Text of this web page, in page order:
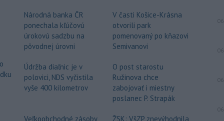
Národná banka ČR
ponechala kľúčovú
úrokovú sadzbu na
pôvodnej úrovni
Údržba diaľnic je v
polovici, NDS vyčistila
vyše 400 kilometrov
Veľkoobchodné zásoby
V časti Košice-Krásna
otvorili park
pomenovaný po kňazovi
Semivanovi
O post starostu
Ružinova chce
zabojovať i miestny
poslanec P. Strapák
ŽSK: VšZP znevýhodnila